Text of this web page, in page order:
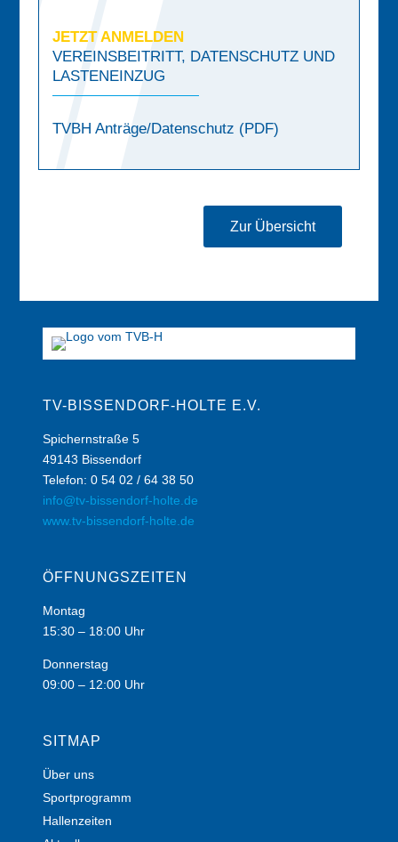
JETZT ANMELDEN
VEREINSBEITRITT, DATENSCHUTZ UND
LASTENEINZUG
TVBH Anträge/Datenschutz (PDF)
Zur Übersicht
TV-BISSENDORF-HOLTE E.V.
Spichernstraße 5
49143 Bissendorf
Telefon: 0 54 02 / 64 38 50
info@tv-bissendorf-holte.de
www.tv-bissendorf-holte.de
ÖFFNUNGSZEITEN
Montag
15:30 – 18:00 Uhr
Donnerstag
09:00 – 12:00 Uhr
SITMAP
Über uns
Sportprogramm
Hallenzeiten